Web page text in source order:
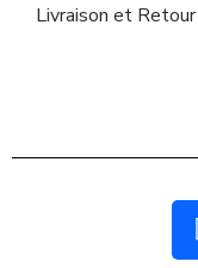
Livraison et Retour